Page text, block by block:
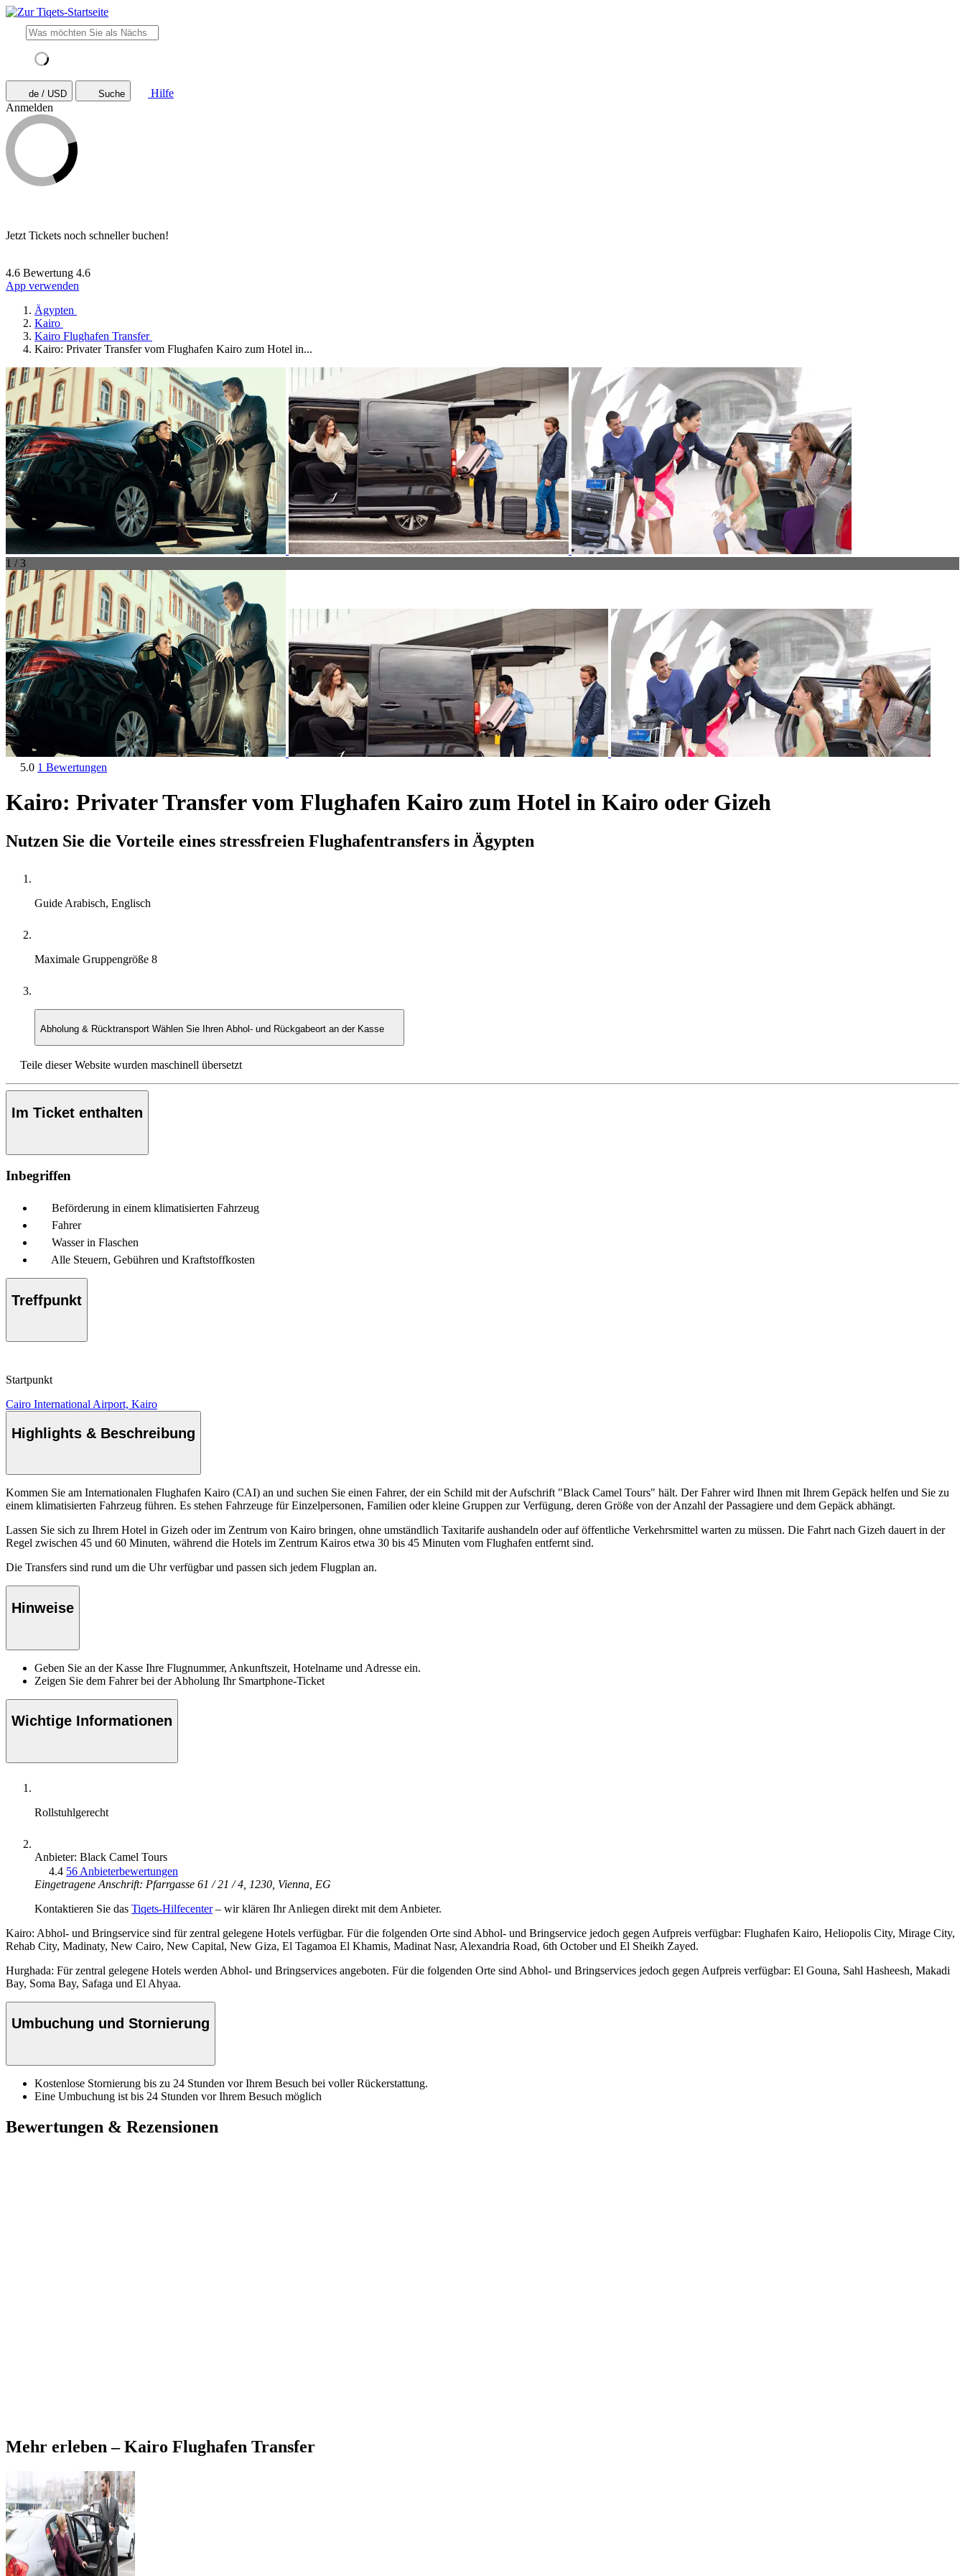
de / USD Suche
Hilfe
Anmelden
Jetzt Tickets noch schneller buchen!
4.6 Bewertung 4.6
App verwenden
Ägypten
Kairo
Kairo Flughafen Transfer
Kairo: Privater Transfer vom Flughafen Kairo zum Hotel in...
1 / 3
5.0 1 Bewertungen
Kairo: Privater Transfer vom Flughafen Kairo zum Hotel in Kairo oder Gizeh
Nutzen Sie die Vorteile eines stressfreien Flughafentransfers in Ägypten
Guide Arabisch, Englisch
Maximale Gruppengröße 8
Abholung & Rücktransport Wählen Sie Ihren Abhol- und Rückgabeort an der Kasse
Teile dieser Website wurden maschinell übersetzt
Im Ticket enthalten
Inbegriffen
Beförderung in einem klimatisierten Fahrzeug
Fahrer
Wasser in Flaschen
Alle Steuern, Gebühren und Kraftstoffkosten
Treffpunkt
Startpunkt
Cairo International Airport, Kairo
Highlights & Beschreibung
Kommen Sie am Internationalen Flughafen Kairo (CAI) an und suchen Sie einen Fahrer, der ein Schild mit der Aufschrift "Black Camel Tours" hält. Der Fahrer wird Ihnen mit Ihrem Gepäck helfen und Sie zu
einem klimatisierten Fahrzeug führen. Es stehen Fahrzeuge für Einzelpersonen, Familien oder kleine Gruppen zur Verfügung, deren Größe von der Anzahl der Passagiere und dem Gepäck abhängt.
Lassen Sie sich zu Ihrem Hotel in Gizeh oder im Zentrum von Kairo bringen, ohne umständlich Taxitarife aushandeln oder auf öffentliche Verkehrsmittel warten zu müssen. Die Fahrt nach Gizeh dauert in der
Regel zwischen 45 und 60 Minuten, während die Hotels im Zentrum Kairos etwa 30 bis 45 Minuten vom Flughafen entfernt sind.
Die Transfers sind rund um die Uhr verfügbar und passen sich jedem Flugplan an.
Hinweise
Geben Sie an der Kasse Ihre Flugnummer, Ankunftszeit, Hotelname und Adresse ein.
Zeigen Sie dem Fahrer bei der Abholung Ihr Smartphone-Ticket
Wichtige Informationen
Rollstuhlgerecht
Anbieter: Black Camel Tours
4.4 56 Anbieterbewertungen
Eingetragene Anschrift: Pfarrgasse 61 / 21 / 4, 1230, Vienna, EG
Kontaktieren Sie das Tiqets-Hilfecenter– wir klären Ihr Anliegen direkt mit dem Anbieter.
Kairo: Abhol- und Bringservice sind für zentral gelegene Hotels verfügbar. Für die folgenden Orte sind Abhol- und Bringservice jedoch gegen Aufpreis verfügbar: Flughafen Kairo, Heliopolis City, Mirage City,
Rehab City, Madinaty, New Cairo, New Capital, New Giza, El Tagamoa El Khamis, Madinat Nasr, Alexandria Road, 6th October und El Sheikh Zayed.
Hurghada: Für zentral gelegene Hotels werden Abhol- und Bringservices angeboten. Für die folgenden Orte sind Abhol- und Bringservices jedoch gegen Aufpreis verfügbar: El Gouna, Sahl Hasheesh, Makadi
Bay, Soma Bay, Safaga und El Ahyaa.
Umbuchung und Stornierung
Kostenlose Stornierung bis zu 24 Stunden vor Ihrem Besuch bei voller Rückerstattung.
Eine Umbuchung ist bis 24 Stunden vor Ihrem Besuch möglich
Bewertungen & Rezensionen
Mehr erleben – Kairo Flughafen Transfer